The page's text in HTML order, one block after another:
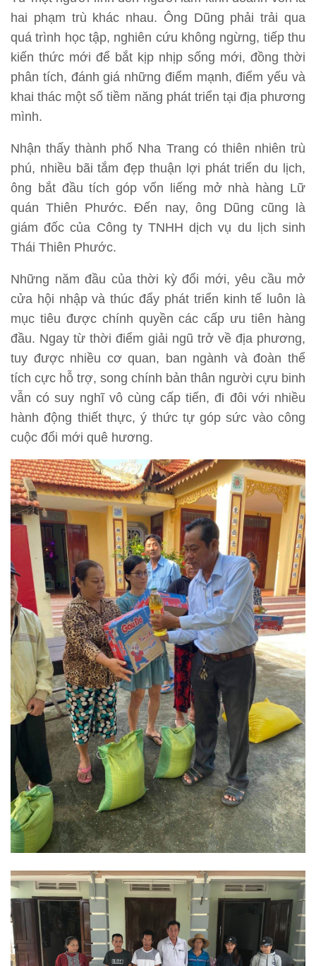
hai phạm trù khác nhau. Ông Dũng phải trải qua
quá trình học tập, nghiên cứu không ngừng, tiếp thu
kiến thức mới để bắt kịp nhịp sống mới, đồng thời
phân tích, đánh giá những điểm mạnh, điểm yếu và
khai thác một số tiềm năng phát triển tại địa phương
mình.
Nhận thấy thành phố Nha Trang có thiên nhiên trù
phú, nhiều bãi tắm đẹp thuận lợi phát triển du lịch,
ông bắt đầu tích góp vốn liếng mở nhà hàng Lữ
quán Thiên Phước. Đến nay, ông Dũng cũng là
giám đốc của Công ty TNHH dịch vụ du lịch sinh
Thái Thiên Phước.
Những năm đầu của thời kỳ đổi mới, yêu cầu mở
cửa hội nhập và thúc đẩy phát triển kinh tế luôn là
mục tiêu được chính quyền các cấp ưu tiên hàng
đầu. Ngay từ thời điểm giải ngũ trở về địa phương,
tuy được nhiều cơ quan, ban ngành và đoàn thể
tích cực hỗ trợ, song chính bản thân người cựu binh
vẫn có suy nghĩ vô cùng cấp tiến, đi đôi với nhiều
hành động thiết thực, ý thức tự góp sức vào công
cuộc đổi mới quê hương.